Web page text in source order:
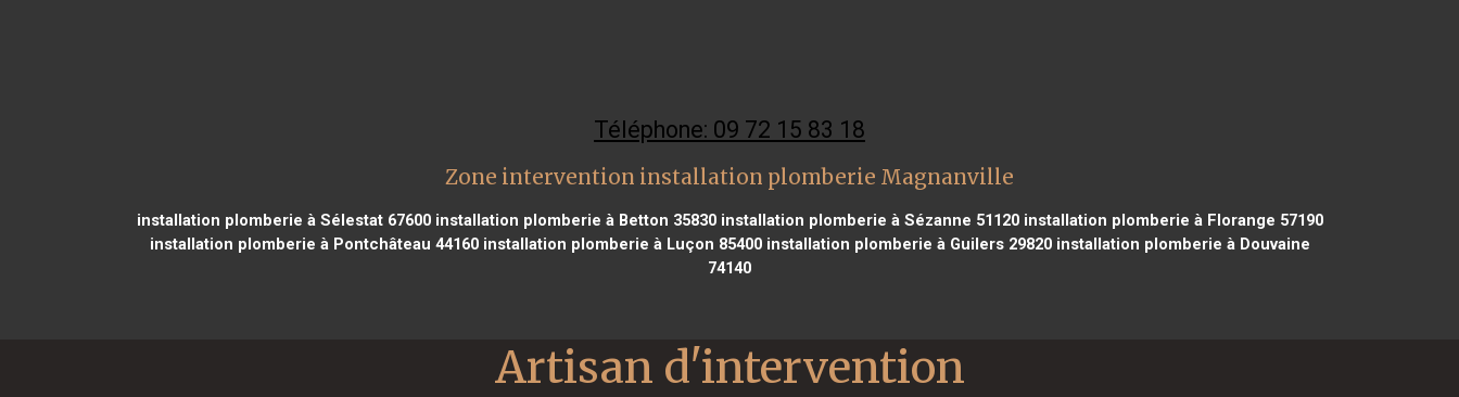
Téléphone: 09 72 15 83 18
Zone intervention installation plomberie Magnanville
installation plomberie à Sélestat 67600installation plomberie à Betton 35830installation plomberie à Sézanne 51120installation plomberie à Florange 57190
installation plomberie à Pontchâteau 44160installation plomberie à Luçon 85400installation plomberie à Guilers 29820installation plomberie à Douvaine
74140
Artisan d'intervention